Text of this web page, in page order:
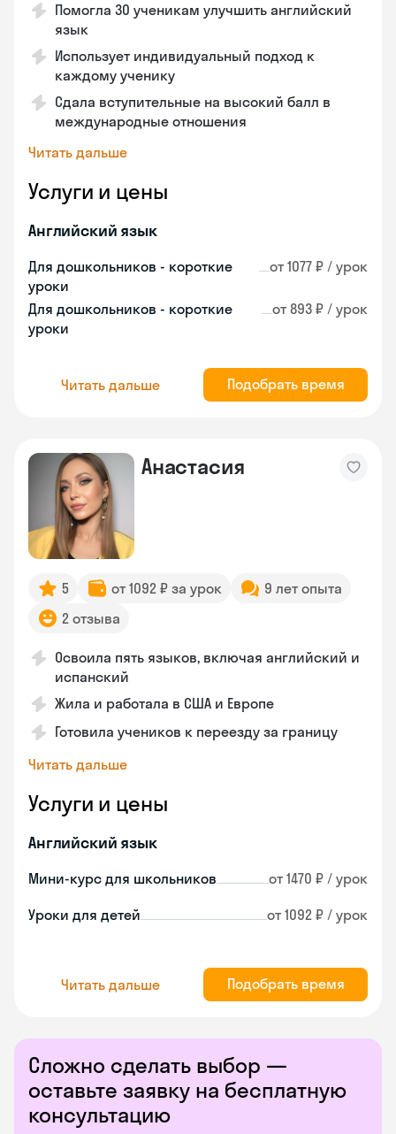
Помогла 30 ученикам улучшить английский
язык
Использует индивидуальный подход к
каждому ученику
Сдала вступительные на высокий балл в
международные отношения
Читать дальше
Услуги и цены
Английский язык
Для дошкольников - короткие
уроки
от 1077 ₽ / урок
Для дошкольников - короткие
уроки
от 893 ₽ / урок
Читать дальше Подобрать время
Анастасия
5 от 1092 ₽ за урок
9 лет опыта
2 отзыва
Освоила пять языков, включая английский и
испанский
Жила и работала в США и Европе
Готовила учеников к переезду за границу
Читать дальше
Услуги и цены
Английский язык
Мини-курс для школьников от 1470 ₽ / урок
Уроки для детей от 1092 ₽ / урок
Читать дальше Подобрать время
Сложно сделать выбор —
оставьте заявку на бесплатную
консультацию